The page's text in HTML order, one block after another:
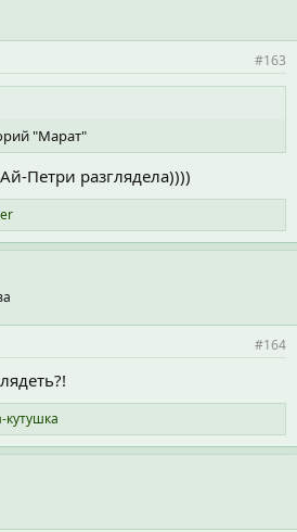
#163
"Марат"
Петри разглядела))))
#164
кутушка